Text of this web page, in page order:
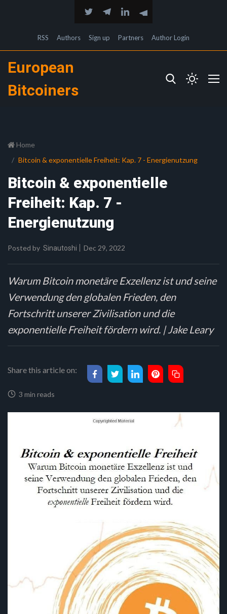
RSS Authors Sign up Partners Author Login
European
Bitcoiners
Home
Bitcoin & exponentielle Freiheit: Kap. 7 - Energienutzung
Bitcoin & exponentielle
Freiheit: Kap. 7 -
Energienutzung
Posted by Sinautoshi Dec 29, 2022
Warum Bitcoin monetäre Exzellenz ist und seine
Verwendung den globalen Frieden, den
Fortschritt unserer Zivilisation und die
exponentielle Freiheit fördern wird. | Jake Leary
Share this article on:
3 min reads